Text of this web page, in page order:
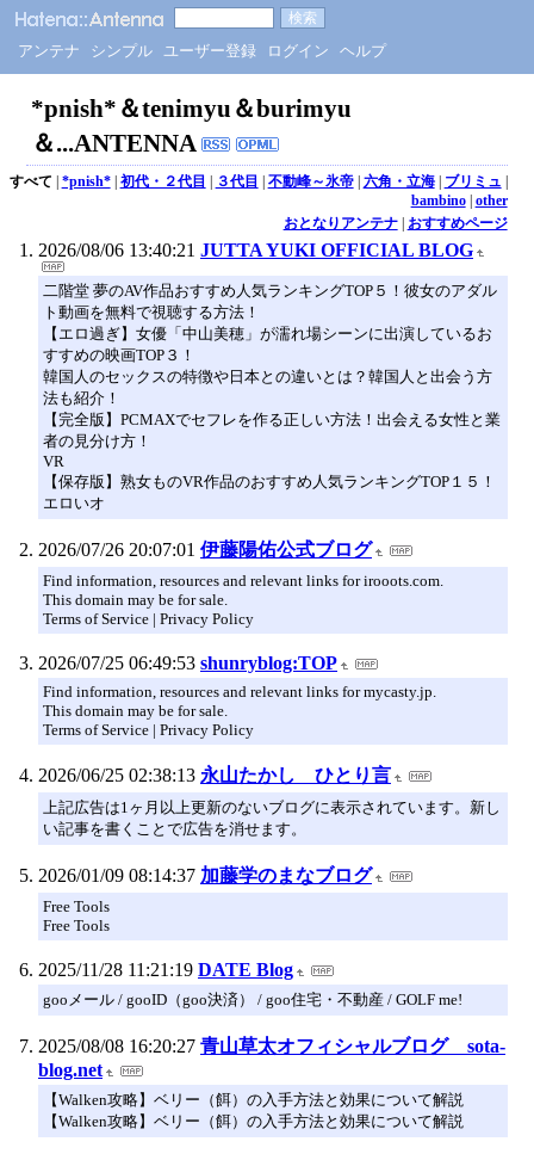
アンテナ シンプル ユーザー登録 ログイン ヘルプ
*pnish*＆tenimyu＆burimyu
＆...ANTENNA
すべて | *pnish*| 初代・２代目 | ３代目 | 不動峰～氷帝| 六角・立海| ブリミュ |
bambino| other
おとなりアンテナ| おすすめページ
2026/08/06 13:40:21 JUTTA YUKI OFFICIAL BLOG
二階堂 夢のAV作品おすすめ人気ランキングTOP５！彼女のアダル
ト動画を無料で視聴する方法！
【エロ過ぎ】女優「中山美穂」が濡れ場シーンに出演しているお
すすめの映画TOP３！
韓国人のセックスの特徴や日本との違いとは？韓国人と出会う方
法も紹介！
【完全版】PCMAXでセフレを作る正しい方法！出会える女性と業
者の見分け方！
VR
【保存版】熟女ものVR作品のおすすめ人気ランキングTOP１５！
エロいオ
2026/07/26 20:07:01 伊藤陽佑公式ブログ
Find information, resources and relevant links for irooots.com.
This domain may be for sale.
Terms of Service | Privacy Policy
2026/07/25 06:49:53 shunryblog:TOP
Find information, resources and relevant links for mycasty.jp.
This domain may be for sale.
Terms of Service | Privacy Policy
2026/06/25 02:38:13 永山たかし ひとり言
上記広告は1ヶ月以上更新のないブログに表示されています。新し
い記事を書くことで広告を消せます。
2026/01/09 08:14:37 加藤学のまなブログ
Free Tools
Free Tools
2025/11/28 11:21:19 DATE Blog
gooメール / gooID（goo決済） / goo住宅・不動産 / GOLF me!
2025/08/08 16:20:27 青山草太オフィシャルブログ sota-
blog.net
【Walken攻略】ベリー（餌）の入手方法と効果について解説
【Walken攻略】ベリー（餌）の入手方法と効果について解説